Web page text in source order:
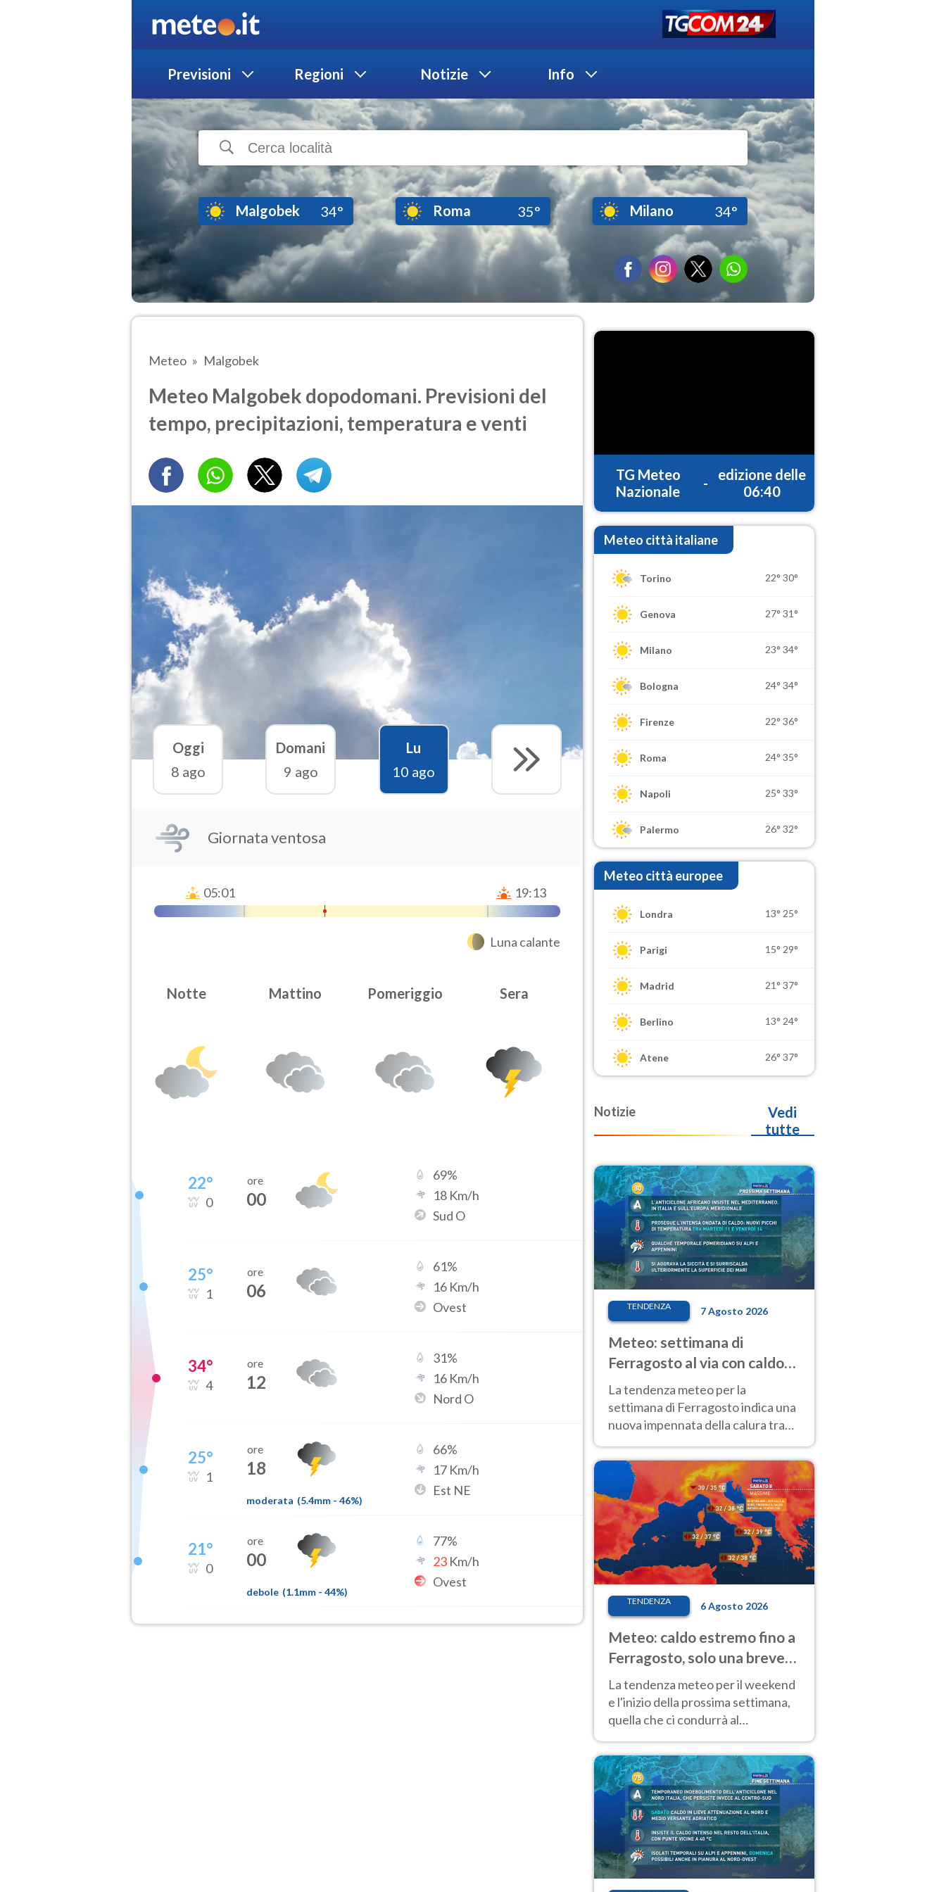
Previsioni Regioni Notizie Info
Malgobek 34° Roma 35° Milano 34°
Meteo Malgobek
Meteo Malgobek dopodomani. Previsioni del
tempo, precipitazioni, temperatura e venti
Oggi
8 ago
Domani
9 ago
Lu
10 ago
Giornata ventosa
05:01 19:13
Luna calante
Notte Mattino Pomeriggio Sera
22°
0
ore
00
69%
18 Km/h
Sud O
25°
1
ore
06
61%
16 Km/h
Ovest
34°
4
ore
12
31%
16 Km/h
Nord O
25°
1
ore
18
moderata (5.4mm - 46%)
66%
17 Km/h
Est NE
21°
0
ore
00
debole (1.1mm - 44%)
77%
23 Km/h
Ovest
TG Meteo
Nazionale
-
edizione delle
06:40
Meteo città italiane
Torino 22° 30°
Genova 27° 31°
Milano 23° 34°
Bologna 24° 34°
Firenze 22° 36°
Roma 24° 35°
Napoli 25° 33°
Palermo 26° 32°
Meteo città europee
Londra 13° 25°
Parigi 15° 29°
Madrid 21° 37°
Berlino 13° 24°
Atene 26° 37°
Notizie
Vedi
tutte
TENDENZA 7 Agosto 2026
Meteo: settimana di
Ferragosto al via con caldo
intenso e qualche temporale
La tendenza meteo per la
settimana di Ferragosto indica una
nuova impennata della calura tra
anche al Nord.
TENDENZA 6 Agosto 2026
Meteo: caldo estremo fino a
Ferragosto, solo una breve
pausa. Ecco dove
La tendenza meteo per il weekend
e l'inizio della prossima settimana,
quella che ci condurrà al
temperature molto elevate